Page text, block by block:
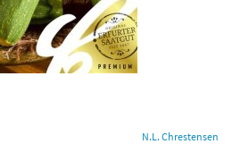
N.L. Chrestensen